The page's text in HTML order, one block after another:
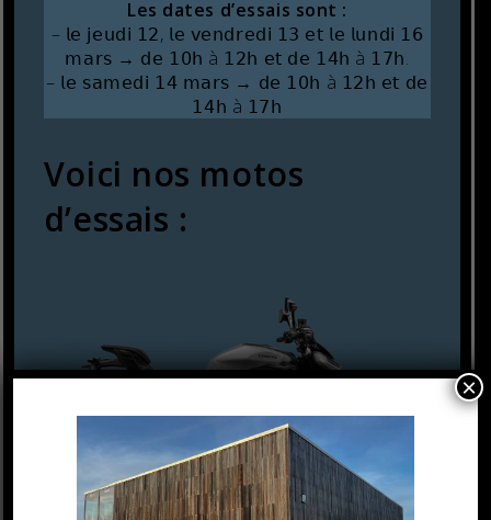
Les dates d’essais sont :
– 𝗅𝖾 𝗃𝖾𝗎𝖽𝗂 𝟣𝟤, 𝗅𝖾 𝗏𝖾𝗇𝖽𝗋𝖾𝖽𝗂 𝟣𝟥 𝖾𝗍 𝗅𝖾 𝗅𝗎𝗇𝖽𝗂 𝟣𝟨
𝗆𝖺𝗋𝗌 → 𝖽𝖾 𝟣𝟢𝗁 à 𝟣𝟤𝗁 𝖾𝗍 𝖽𝖾 𝟣𝟦𝗁 à 𝟣𝟩𝗁.
– 𝗅𝖾 𝗌𝖺𝗆𝖾𝖽𝗂 𝟣𝟦 𝗆𝖺𝗋𝗌 → 𝖽𝖾 𝟣𝟢𝗁 à 𝟣𝟤𝗁 𝖾𝗍 𝖽𝖾
𝟣𝟦𝗁 à 𝟣𝟩𝗁
Voici nos motos
d’essais :
×